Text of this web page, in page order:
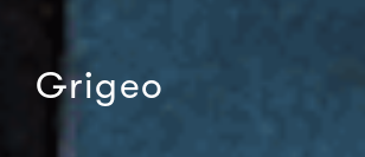
Grigeo